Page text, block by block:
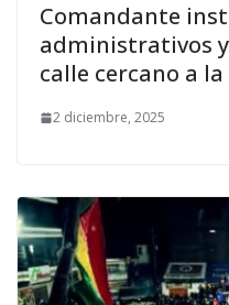
Comandante
administrativos
calle cercano a
2 diciembre, 2025